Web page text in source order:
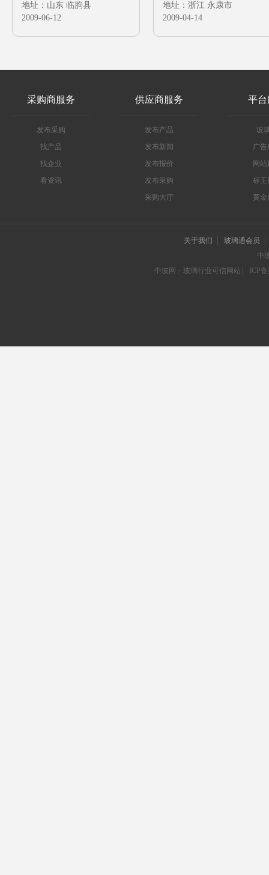
地址：山东 临朐县
2009-06-12
地址：浙江 永康市
2009-04-14
采购商服务
发布采购
找产品
找企业
看资讯
供应商服务
发布产品
发布新闻
发布报价
发布采购
采购大厅
平
玻
广告
网
标王
黄金
关于我们
玻璃通会员
中
中玻网－玻璃行业可信网站
ICP